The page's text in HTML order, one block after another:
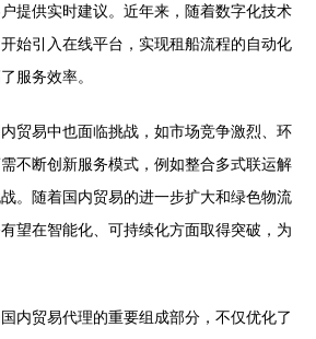
提供实时建议。近年来，随着数字化技术
始引入在线平台，实现租船流程的自动化
服务效率。
贸易中也面临挑战，如市场竞争激烈、环
不断创新服务模式，例如整合多式联运解
。随着国内贸易的进一步扩大和绿色物流
望在智能化、可持续化方面取得突破，为
内贸易代理的重要组成部分，不仅优化了